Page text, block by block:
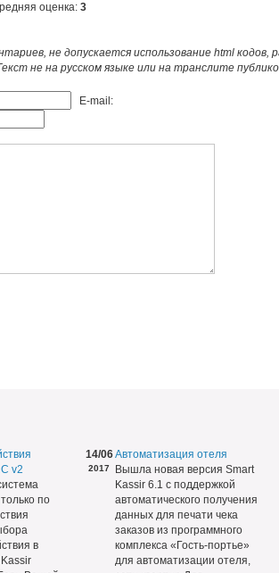
оценка: 3
не допускается использование html кодов,
не на русском языке или на транслите
E-mail:
v2
по
в
14/06
2017
Автоматизация отеля
Вышла новая версия Smart
Kassir 6.1 с поддержкой
автоматического получения
данных для печати чека
заказов из программного
комплекса «Гость-портье»
для автоматизации отеля,